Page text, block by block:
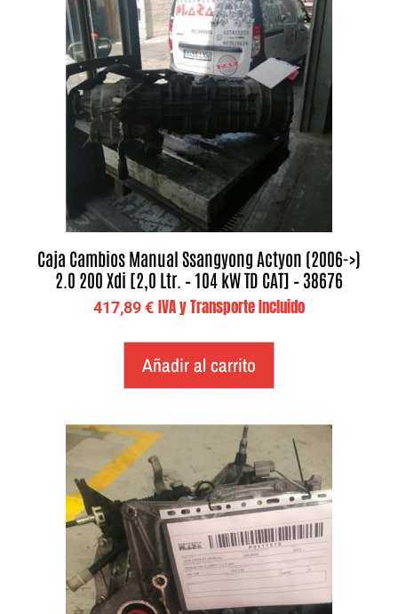
Caja Cambios Manual Ssangyong Actyon (2006->)
2.0 200 Xdi [2,0 Ltr. – 104 kW TD CAT] – 38676
417,89€ IVA y Transporte Incluido
Añadir al carrito